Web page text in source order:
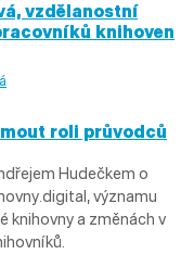
vzdělanostní
knihoven
roli průvodců
Hudečkem o
významu
knihovny a změnách v